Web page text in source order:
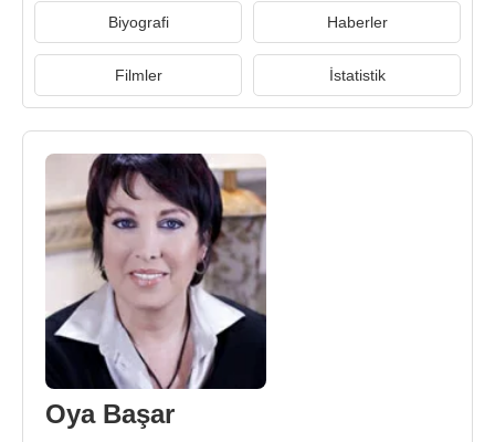
Biyografi Haberler
Filmler İstatistik
Oya Başar